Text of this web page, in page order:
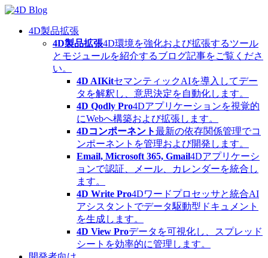
Skip
content4D製品拡張
4D製品拡張4D環境を強化および拡張するツール
とモジュールを紹介するブログ記事をご覧くださ
い。
4D AIKitセマンティックAIを導入してデー
タを解釈し、意思決定を自動化します。
4D Qodly Pro4Dアプリケーションを視覚的
にWebへ構築および拡張します。
4Dコンポーネント最新の依存関係管理でコ
ンポーネントを管理および開発します。
Email, Microsoft 365, Gmail4Dアプリケーシ
ョンで認証、メール、カレンダーを統合し
ます。
4D Write Pro4Dワードプロセッサと統合AI
アシスタントでデータ駆動型ドキュメント
を生成します。
4D View Proデータを可視化し、スプレッド
シートを効率的に管理します。